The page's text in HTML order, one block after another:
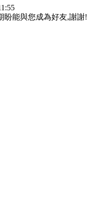
盼能與您成為好友,謝謝!